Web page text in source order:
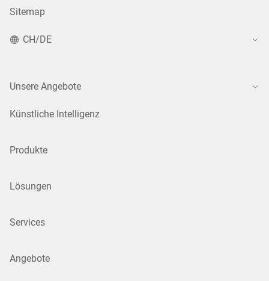
Sitemap
CH/DE
Unsere Angebote
Künstliche Intelligenz
Produkte
Lösungen
Services
Angebote